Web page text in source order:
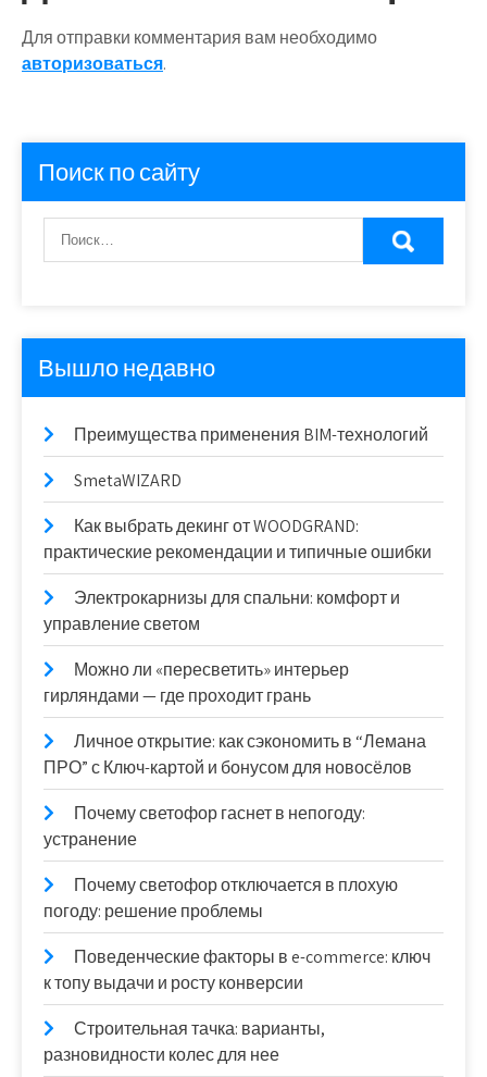
Для отправки комментария вам необходимо
авторизоваться.
Поиск по сайту
Вышло недавно
Преимущества применения BIM-технологий
SmetaWIZARD
Как выбрать декинг от WOODGRAND:
практические рекомендации и типичные ошибки
Электрокарнизы для спальни: комфорт и
управление светом
Можно ли «пересветить» интерьер
гирляндами — где проходит грань
Личное открытие: как сэкономить в “Лемана
ПРО” с Ключ-картой и бонусом для новосёлов
Почему светофор гаснет в непогоду:
устранение
Почему светофор отключается в плохую
погоду: решение проблемы
Поведенческие факторы в e-commerce: ключ
к топу выдачи и росту конверсии
Строительная тачка: варианты,
разновидности колес для нее